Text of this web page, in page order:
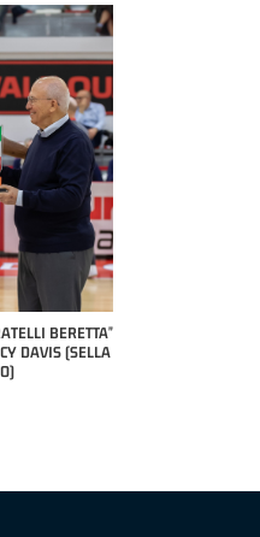
SAMUEL
APRILE '26 -
TREVIGLIO